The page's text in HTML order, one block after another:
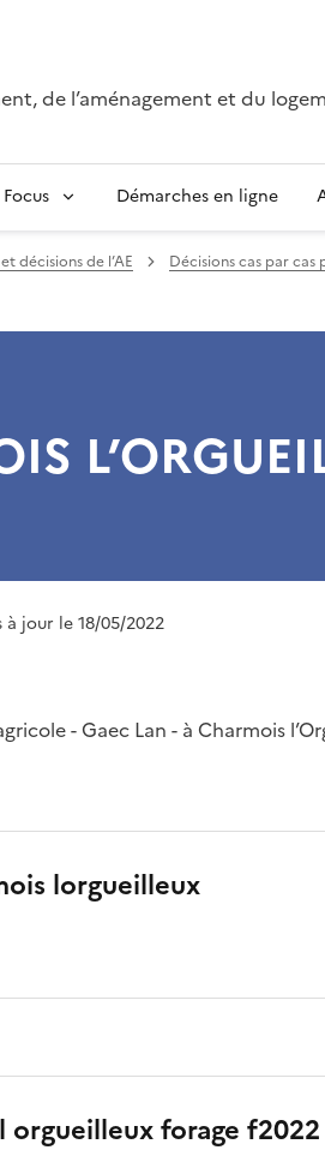
de l’aménagement et du
Focus Démarches en ligne
décisions de l’AE Décisions cas par cas
à jour le 18/05/2022
- Gaec Lan - à Charmois
lorgueilleux
orgueilleux forage